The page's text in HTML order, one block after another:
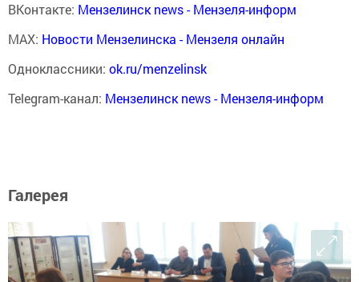
ВКонтакте: Мензелинск news - Мензеля-информ
MAX: Новости Мензелинска - Мензеля онлайн
Одноклассники: ok.ru/menzelinsk
Telegram-канал: Мензелинск news - Мензеля-информ
Галерея